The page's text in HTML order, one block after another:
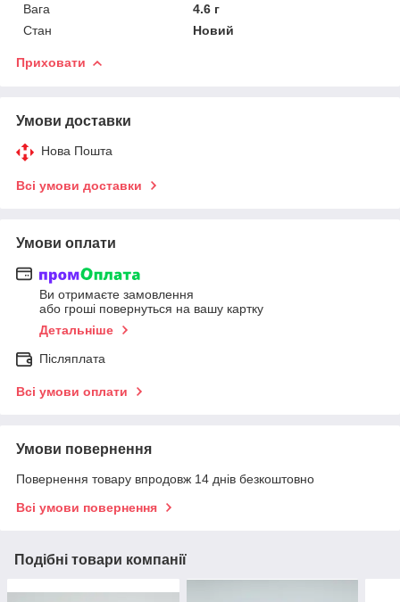
Вага
4.6 г
Стан
Новий
Приховати
Умови доставки
Нова Пошта
Всі умови доставки
Умови оплати
Ви отримаєте замовлення
або гроші повернуться на вашу картку
Детальніше
Післяплата
Всі умови оплати
Умови повернення
Повернення товару впродовж 14 днів безкоштовно
Всі умови повернення
Подібні товари компанії